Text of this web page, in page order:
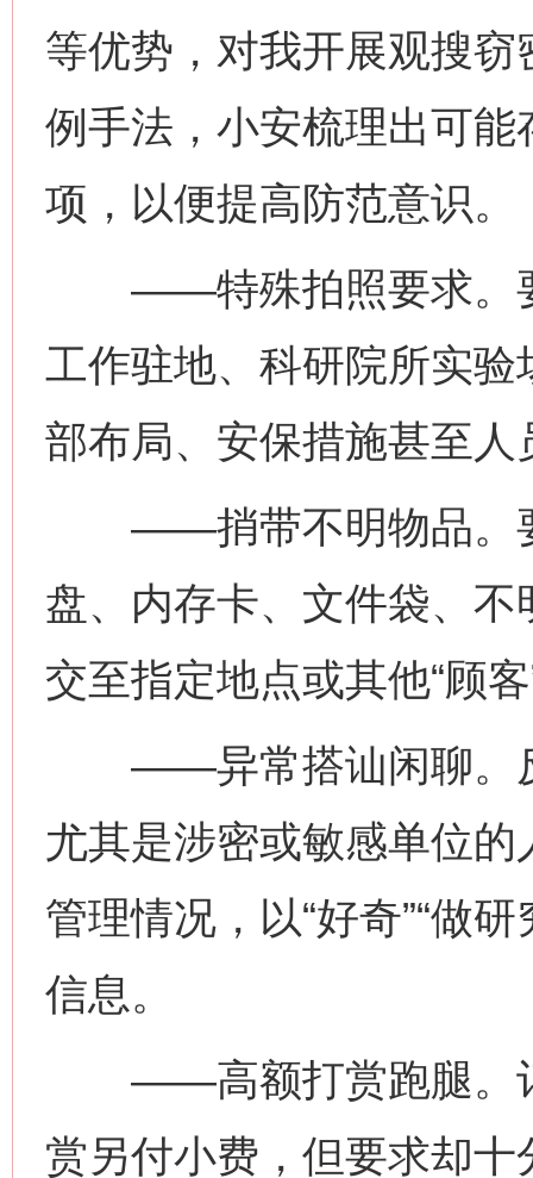
等优势，对我开展观搜
例手法，小安梳理出可
项，以便提高防范意识。
——特殊拍照要求。要
工作驻地、科研院所实
部布局、安保措施甚至人
——捎带不明物品。要
盘、内存卡、文件袋、
交至指定地点或其他“顾
——异常搭讪闲聊。反
尤其是涉密或敏感单位
管理情况，以“好奇”“做
信息。
——高额打赏跑腿。订
赏另付小费，但要求却十
网上购药对药下症？
这是一记警钟！ 谢